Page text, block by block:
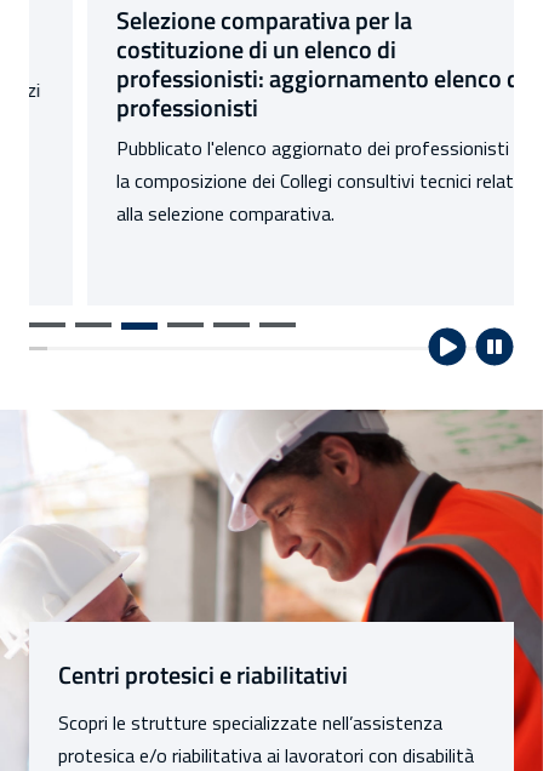
Selezione comparativa per la
costituzione di un elenco di
professionisti: aggiornamento elenco dei
professionisti
Pubblicato l'elenco aggiornato dei professionisti per
la composizione dei Collegi consultivi tecnici relativo
alla selezione comparativa.
Sezioni
Centri protesici e riabilitativi
Scopri le strutture specializzate nell’assistenza
protesica e/o riabilitativa ai lavoratori con disabilità